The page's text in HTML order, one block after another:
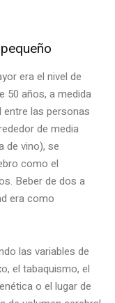
era el nivel de
50 años, a medida
las personas
de media
de vino), se
como el
Beber de dos a
era como
las variables de
el tabaquismo, el
o el lugar de